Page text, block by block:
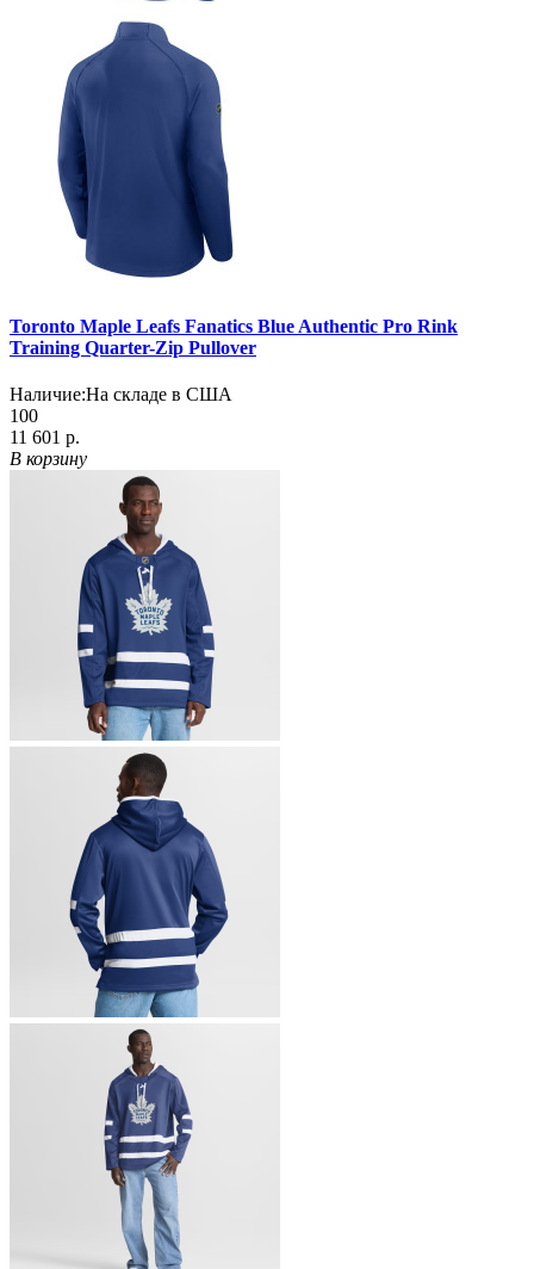
Toronto Maple Leafs Fanatics Blue Authentic Pro Rink
Training Quarter-Zip Pullover
Наличие:На складе в США
100
11 601 р.
В корзину